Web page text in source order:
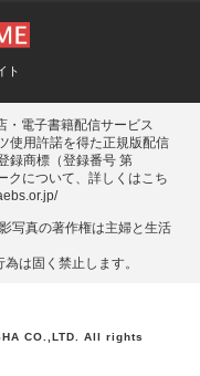
ト
・電子書籍配信サービス
使用許諾を得た正規版配信
録商標（登録番号 第
クについて、詳しくはこち
写真の著作権は主婦と⽣活
は固く禁⽌します。
CO.,LTD. All rights